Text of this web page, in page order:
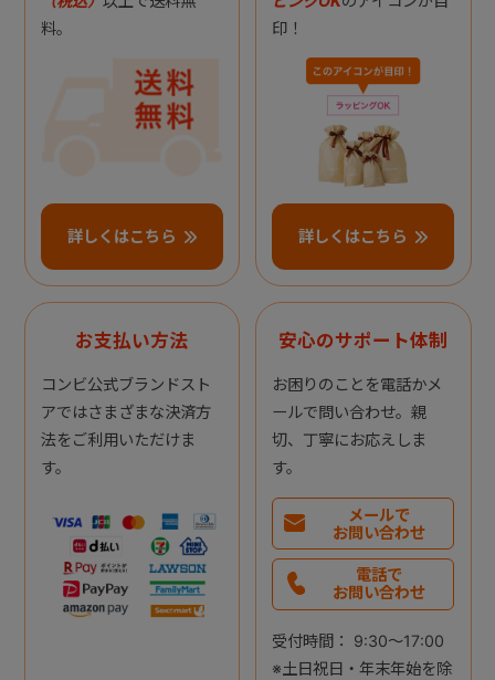
料。
詳しくはこちら
印！
詳しくはこちら
お支払い方法
コンビ公式ブランドスト
アではさまざまな決済方
法をご利用いただけま
す。
安心のサポート体制
お困りのことを電話かメ
ールで問い合わせ。親
切、丁寧にお応えしま
す。
メールで
お問い合わせ
電話で
お問い合わせ
受付時間： 9:30～17:00
※土日祝日・年末年始を除